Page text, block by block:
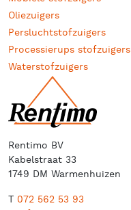
Oliezuigers
Persluchtstofzuigers
Processierups stofzuigers
Waterstofzuigers
Rentimo BV
Kabelstraat 33
1749 DM Warmenhuizen
T 072 562 53 93